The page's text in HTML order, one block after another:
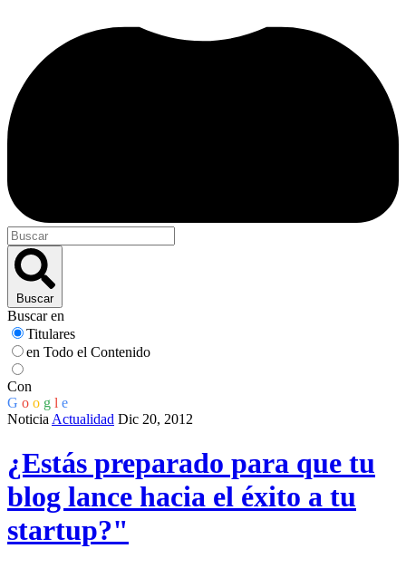
Buscar
Buscar en
Titulares
en Todo el Contenido
Con
G o o g l e
Noticia Actualidad Dic 20, 2012
¿Estás preparado para que tu
blog lance hacia el éxito a tu
startup?"